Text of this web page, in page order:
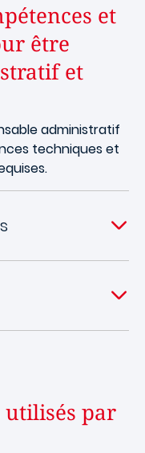
et
être
et
administratif
techniques et
utilisés par